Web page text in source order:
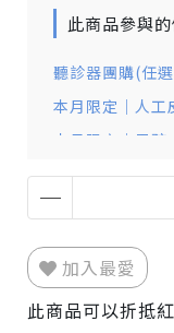
此商品參與
聽診器團購(任
本月限定｜人工
本月限定｜男
本月限定｜防
零配件加價購(一
加入最愛
此商品可以折抵